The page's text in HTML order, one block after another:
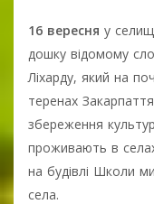
16 вересня у
дошку відомому
Ліхарду, який на
теренах
збереження
проживають в
на будівлі Школи
села.